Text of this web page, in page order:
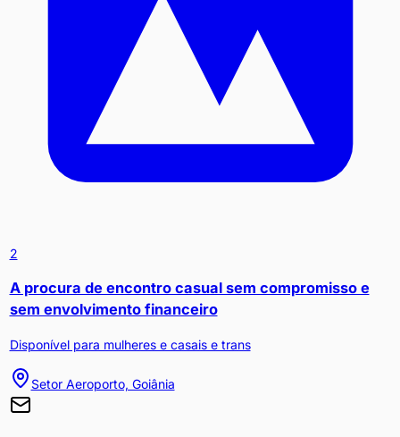
2
A procura de encontro casual sem compromisso e
sem envolvimento financeiro
Disponível para mulheres e casais e trans
Setor Aeroporto, Goiânia